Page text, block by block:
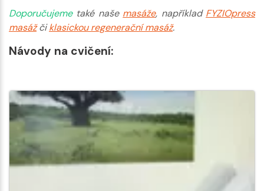
Doporučujeme také naše masáže, například FYZIOpress
masážčiklasickou regenerační masáž.
Návody na cvičení: